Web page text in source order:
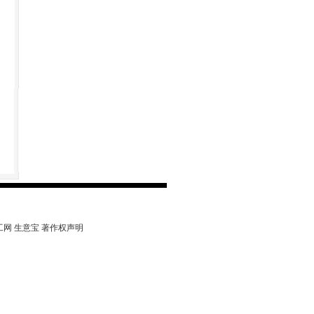
网 生意宝 著作权声明